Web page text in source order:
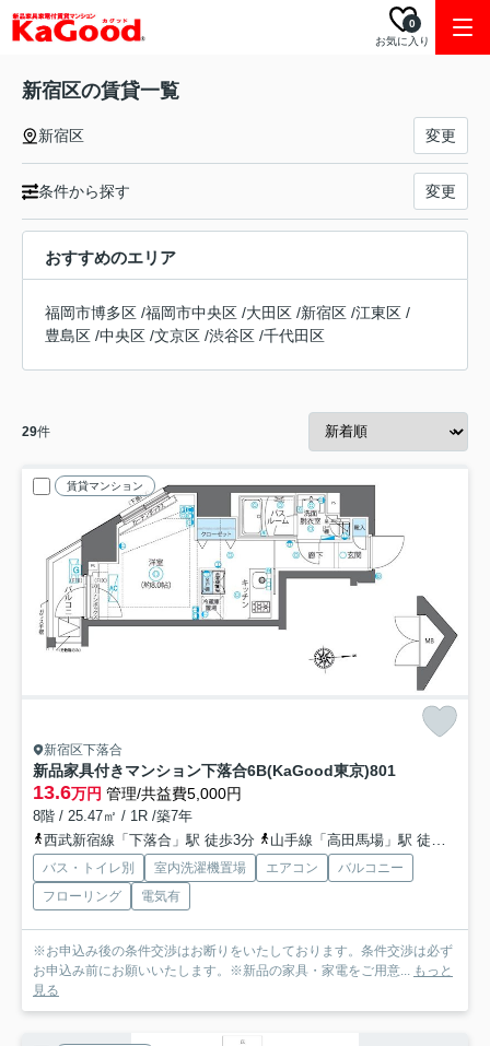
お気に入り
0
新宿区の賃貸一覧
新宿区 変更
条件から探す 変更
おすすめのエリア
福岡市博多区 /福岡市中央区 /大田区 /新宿区 /江東区 /
豊島区 /中央区 /文京区 /渋谷区 /千代田区
29件
賃貸マンション
新宿区下落合
新品家具付きマンション下落合6B(KaGood東京)801
13.6万円 管理/共益費5,000円
8階 / 25.47㎡ / 1R /築7年
西武新宿線「下落合」駅 徒歩3分
山手線「高田馬場」駅 徒歩11分
バス・トイレ別 室内洗濯機置場 エアコン
バルコニー
フローリング
電気有
※お申込み後の条件交渉はお断りをいたしております。条件交渉は必ず
お申込み前にお願いいたします。※新品の家具・家電をご用意... もっと
見る